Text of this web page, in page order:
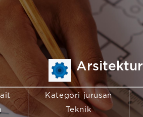
Arsitektur
Kategori jurusan
Teknik